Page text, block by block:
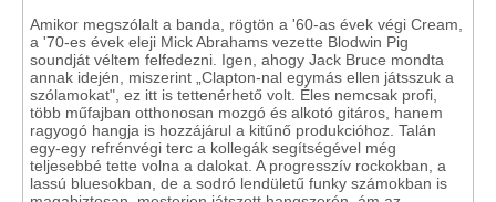
Amikor megszólalt a banda, rögtön a '60-as évek végi Cream,
a '70-es évek eleji Mick Abrahams vezette Blodwin Pig
soundját véltem felfedezni. Igen, ahogy Jack Bruce mondta
annak idején, miszerint „Clapton-nal egymás ellen játsszuk a
szólamokat", ez itt is tettenérhető volt. Éles nemcsak profi,
több műfajban otthonosan mozgó és alkotó gitáros, hanem
ragyogó hangja is hozzájárul a kitűnő produkcióhoz. Talán
egy-egy refrénvégi terc a kollegák segítségével még
teljesebbé tette volna a dalokat. A progresszív rockokban, a
lassú bluesokban, de a sodró lendületű funky számokban is